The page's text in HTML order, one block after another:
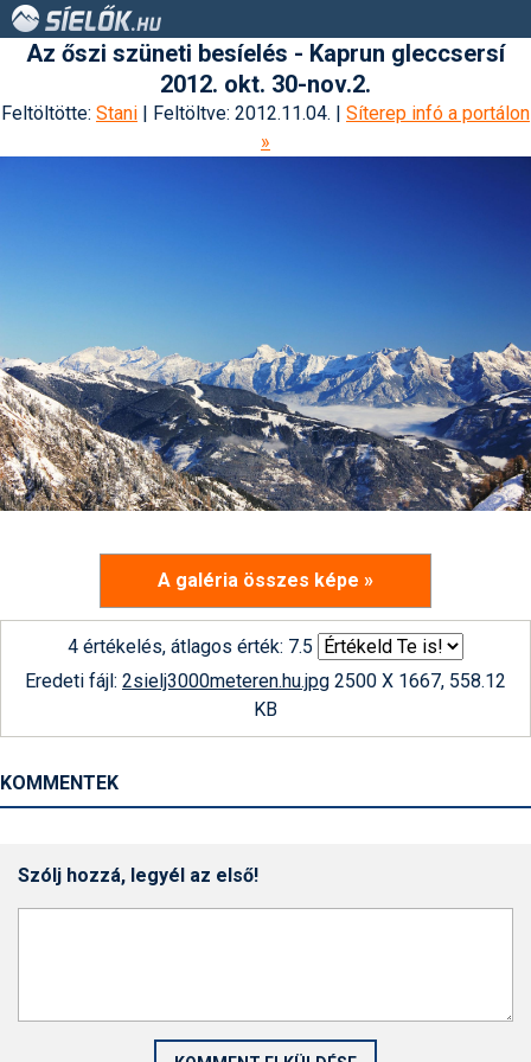
Az őszi szüneti besíelés - Kaprun gleccsersí
2012. okt. 30-nov.2.
Feltöltötte: Stani | Feltöltve: 2012.11.04. | Síterep infó a portálon
»
A galéria összes képe »
4 értékelés, átlagos érték: 7.5
Eredeti fájl: 2sielj3000meteren.hu.jpg 2500 X 1667, 558.12
KB
KOMMENTEK
Szólj hozzá, legyél az első!